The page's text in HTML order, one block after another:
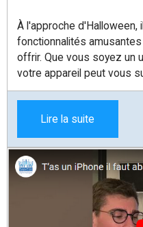
À l'approche
fonctionnalités
offrir. Que vous soyez un
votre appareil peut vous
que vous n'auriez jamais
allons explorer comment
fonctionnalités, en
touche magique à votre
Lire la suite